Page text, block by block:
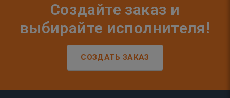
Создайте заказ и
выбирайте исполнителя!
СОЗДАТЬ ЗАКАЗ